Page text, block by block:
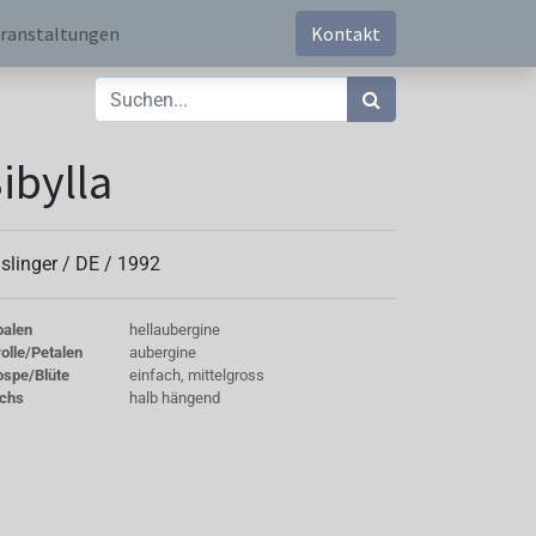
Kontakt
/ DE / 1992
hellaubergine
Petalen
aubergine
Blüte
einfach, mittelgross
halb hängend